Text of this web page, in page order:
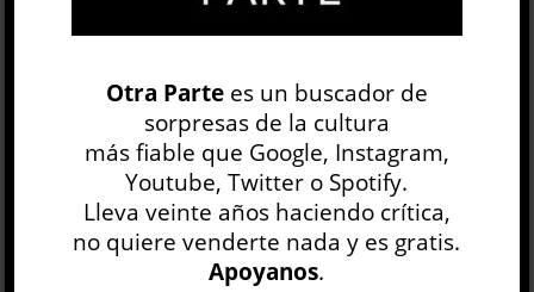
JUEGOS ESPELUZNANTES LITERATURA
LITERATURA ARGENTINA MITOLOGÍA
NOVELA
Una conversación prolongada al infinito
Jaquelina Miranda
Otra Partees un buscador de
sorpresas de la cultura
más fiable que Google, Instagram,
Youtube, Twitter o Spotify.
Lleva veinte años haciendo crítica,
no quiere venderte nada y es gratis.
Apoyanos.